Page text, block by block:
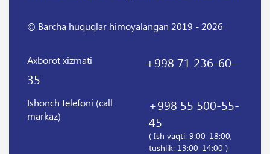
© Barcha huquqlar himoyalangan 2019 - 2026
Axborot xizmati
+998 71 236-60-
35
Ishonch telefoni (call
markaz)
+998 55 500-55-
45
( Ish vaqti: 9:00-18:00,
tushlik: 13:00-14:00 )